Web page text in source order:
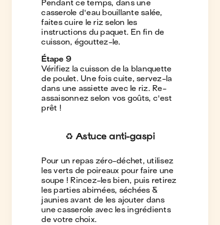
Pendant ce temps, dans une
casserole d'eau bouillante salée,
faites cuire le riz selon les
instructions du paquet. En fin de
cuisson, égouttez-le.
Étape 9
Vérifiez la cuisson de la blanquette
de poulet. Une fois cuite, servez-la
dans une assiette avec le riz. Re-
assaisonnez selon vos goûts, c'est
prêt !
♻️ Astuce anti-gaspi
Pour un repas zéro-déchet, utilisez
les verts de poireaux pour faire une
soupe ! Rincez-les bien, puis retirez
les parties abimées, séchées &
jaunies avant de les ajouter dans
une casserole avec les ingrédients
de votre choix.